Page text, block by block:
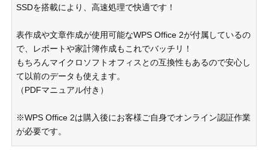
SSDを搭載により、高速処理で快適です！
表作成や文章作成が使用可能なWPS Office 2が付属しているの
で、レポートや家計簿作成もこれでバッチリ！
もちろんマイクロソフトオフィスとの互換性もあるので安心し
て以前のデータも使えます。
（PDFマニュアル付き）
※WPS Office 2は購入後にお客様ご自身でオンライン認証作業
が必要です。